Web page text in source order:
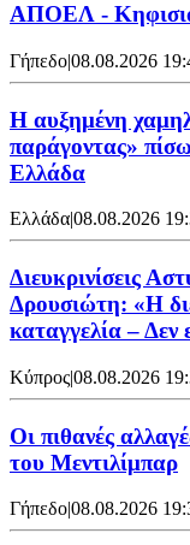
ΑΠΟΕΛ -
Γήπεδο|08.08.2026
Η αυξημένη
παράγοντας»
Ελλάδα
Ελλάδα|08.08.2026
Διευκρινίσεις
Δρουσιώτη: «Η
καταγγελία – Δεν
Κύπρος|08.08.2026
Οι πιθανές
του Μεντιλίμπαρ
Γήπεδο|08.08.2026